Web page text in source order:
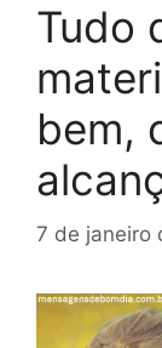
Tudo
bem,
7 de janeiro